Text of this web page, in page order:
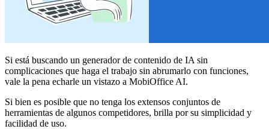
Si está buscando un generador de contenido de IA sin
complicaciones que haga el trabajo sin abrumarlo con funciones,
vale la pena echarle un vistazo a MobiOffice AI.
Si bien es posible que no tenga los extensos conjuntos de
herramientas de algunos competidores, brilla por su simplicidad y
facilidad de uso.